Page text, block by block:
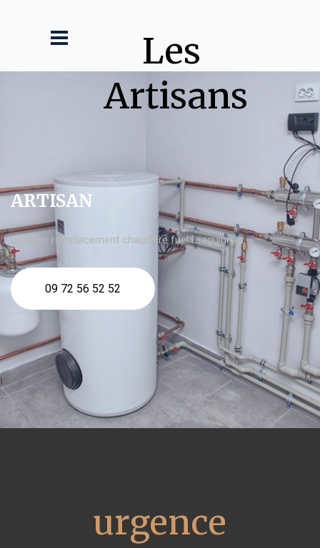
Les
Artisans
ARTISAN
urgence remplacement chaudière fuel Draguignan
09 72 56 52 52
urgence